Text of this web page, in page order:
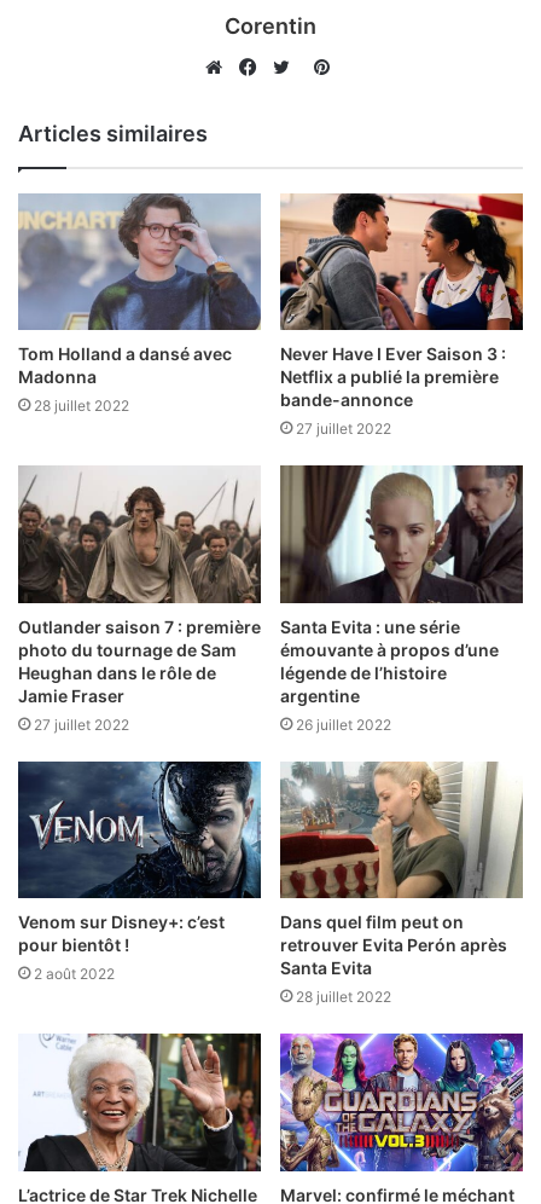
Corentin
Pinterest
Articles similaires
Tom Holland a dansé avec
Madonna
28 juillet 2022
Never Have I Ever Saison 3 :
Netflix a publié la première
bande-annonce
27 juillet 2022
Outlander saison 7 : première
photo du tournage de Sam
Heughan dans le rôle de
Jamie Fraser
27 juillet 2022
Santa Evita : une série
émouvante à propos d’une
légende de l’histoire
argentine
26 juillet 2022
Venom sur Disney+: c’est
pour bientôt !
2 août 2022
Dans quel film peut on
retrouver Evita Perón après
Santa Evita
28 juillet 2022
L’actrice de Star Trek Nichelle Marvel: confirmé le méchant